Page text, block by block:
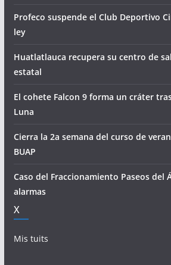
Profeco suspende el Club Deportivo
ley
Huatlatlauca recupera su centro de
estatal
El cohete Falcon 9 forma un cráter
Luna
Cierra la 2a semana del curso de
BUAP
Caso del Fraccionamiento Paseos del
alarmas
X
Mis tuits